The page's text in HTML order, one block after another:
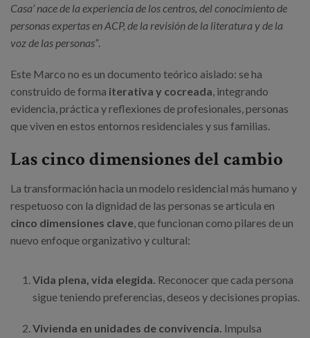
Casa’ nace de la experiencia de los centros, del conocimiento de
personas expertas en ACP, de la revisión de la literatura y de la
voz de las personas”.
Este Marco no es un documento teórico aislado: se ha
construido de forma iterativa y cocreada , integrando
evidencia, práctica y reflexiones de profesionales, personas
que viven en estos entornos residenciales y sus familias.
Las cinco dimensiones del cambio
La transformación hacia un modelo residencial más humano y
respetuoso con la dignidad de las personas se articula en
cinco dimensiones clave, que funcionan como pilares de un
nuevo enfoque organizativo y cultural:
Vida plena, vida elegida. Reconocer que cada persona
sigue teniendo preferencias, deseos y decisiones propias.
Vivienda en unidades de convivencia. Impulsa